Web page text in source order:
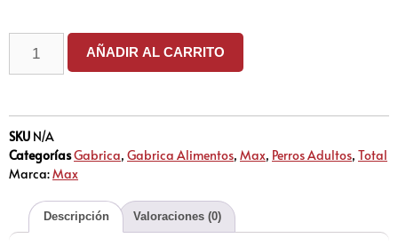
AÑADIR AL CARRITO
SKU N/A
CategoríasGabrica, Gabrica Alimentos, Max, Perros Adultos, Total
Marca:Max
Descripción Valoraciones (0)